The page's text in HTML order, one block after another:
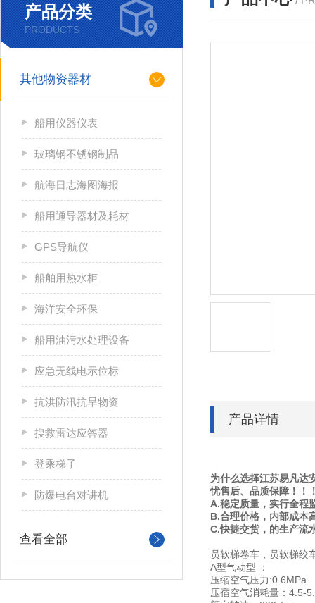
产品分类
PRODUCTS
其他物资器材
船用仪器仪表
玻璃钢不锈钢制品
航海日志海图海报
船用通导器材及耗材
GPS导航仪
船舶用热水柜
海洋安全环保
船用油污水处理设备
应急无线电示位标
抗洪防汛抗旱物资
搜救雷达应答器
登乘梯子
防爆电台对讲机
查看全部
产品详情
为什么选择江苏易凡达
忧售后、品质保障！！
A.稳定质量，实行全程
B.合理价格，内部成本
C.快捷交货，的生产流
员软梯卷车，员软梯绞
A型气动型 ：
压缩空气压力:0.6MPa
压宿空气消耗量：4.5-